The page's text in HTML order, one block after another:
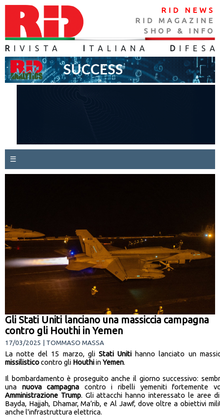
RID NEWS
RID MAGAZINE
SHOP & INFO
R IVISTA TALIANA D IFES A
☰
Gli Stati Uniti lanciano una massiccia campagna
contro gli Houthi in Yemen
17/03/2025 | TOMMASO MASSA
La notte del 15 marzo, gli Stati Uniti hanno lanciato un
missilisticocontro gli HouthiinYemen.
Il bombardamento è proseguito anche il giorno successivo:
una nuova campagna contro i ribelli yemeniti fortemente
Amministrazione Trump. Gli attacchi hanno interessato le aree di
Bayda, Hajjah, Dhamar, Ma’rib, e Al Jawf, dove oltre a obiettivi
anche l'infrastruttura elettrica.